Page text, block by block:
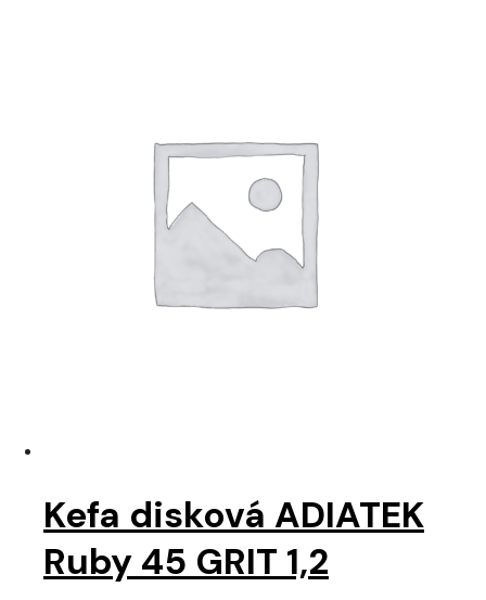
Kefa disková ADIATEK
Ruby 45 GRIT 1,2